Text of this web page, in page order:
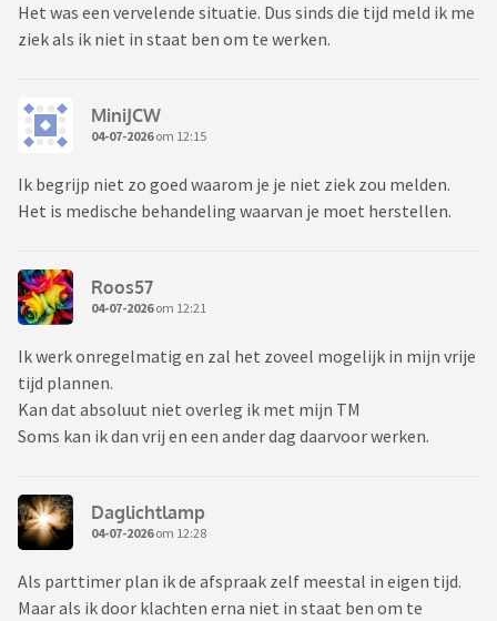
Het was een vervelende situatie. Dus sinds die tijd meld ik me
ziek als ik niet in staat ben om te werken.
MiniJCW
04-07-2026om 12:15
Ik begrijp niet zo goed waarom je je niet ziek zou melden.
Het is medische behandeling waarvan je moet herstellen.
Roos57
04-07-2026om 12:21
Ik werk onregelmatig en zal het zoveel mogelijk in mijn vrije
tijd plannen.
Kan dat absoluut niet overleg ik met mijn TM
Soms kan ik dan vrij en een ander dag daarvoor werken.
Daglichtlamp
04-07-2026om 12:28
Als parttimer plan ik de afspraak zelf meestal in eigen tijd.
Maar als ik door klachten erna niet in staat ben om te